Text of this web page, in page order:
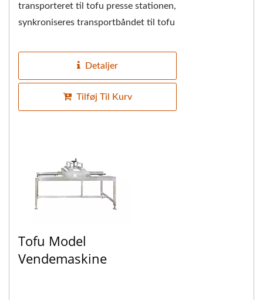
transporteret til tofu presse stationen,
synkroniseres transportbåndet til tofu
automatisk,...
Detaljer
Tilføj Til Kurv
Tofu Model
Vendemaskine